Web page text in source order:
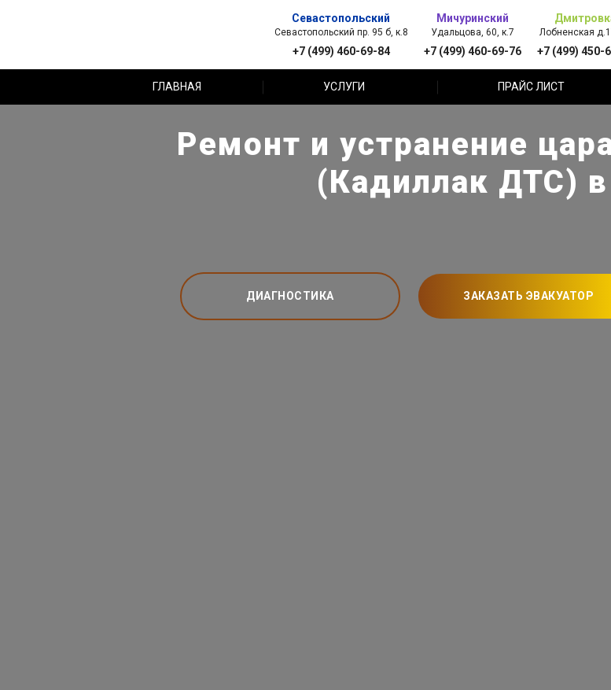
Севастопольский
Севастопольский пр. 95 б, к.8
+7 (499) 460-69-84
Мичуринский
Удальцова, 60, к.7
+7 (499) 460-69-76
Лобненская
+7 (499) 450-
ГЛАВНАЯ УСЛУГИ ПРАЙС ЛИСТ
Ремонт и устранение
(Кадиллак ДТС)
ДИАГНОСТИКА ЗАКАЗАТЬ ЭВАКУАТОР